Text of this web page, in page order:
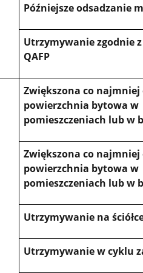
Późniejsze odsadzanie
Utrzymywanie zgodnie
QAFP
Zwiększona co najmniej
powierzchnia bytowa w
pomieszczeniach lub w
Zwiększona co najmniej
powierzchnia bytowa w
pomieszczeniach lub w
Utrzymywanie na
Utrzymywanie w cyklu